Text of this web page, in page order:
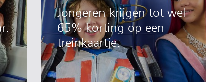
Jongeren krijgen tot wel
65% korting op een
treinkaartje.